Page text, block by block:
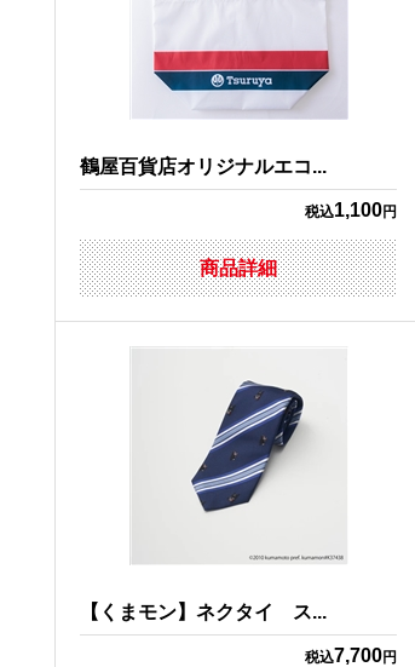
鶴屋百貨店オリジナルエコ...
税込1,100円
商品詳細
【くまモン】ネクタイ ス...
税込7,700円